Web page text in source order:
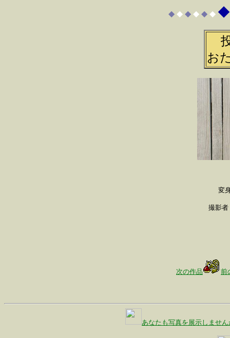
◆ ◆ ◆ ◆ ◆ ◆ ◆
お
変
撮影者
次の作品 前
あなたも写真を展示しません